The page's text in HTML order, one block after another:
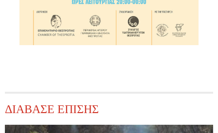
ΔΙΑΒΑΣΕ ΕΠΙΣΗΣ